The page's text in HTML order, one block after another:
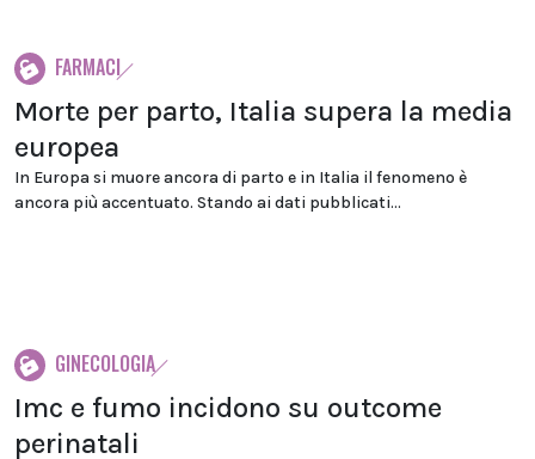
FARMACI
Morte per parto, Italia supera la media
europea
In Europa si muore ancora di parto e in Italia il fenomeno è
ancora più accentuato. Stando ai dati pubblicati...
GINECOLOGIA
Imc e fumo incidono su outcome
perinatali